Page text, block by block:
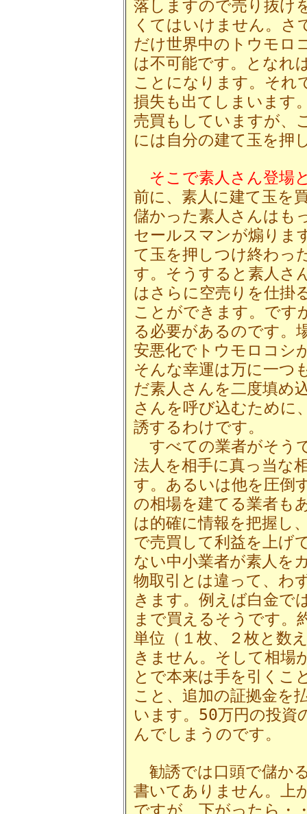
落しますので売り抜け
くてはいけません。さ
だけ世界中のトウモロ
は不可能です。となれ
ことになります。それ
損失も出てしまいます
売買もしていますが、
には自分の建て玉を押
そこで素人さん登場
前に、素人に建て玉を
儲かった素人さんはも
セールスマンが煽りま
て玉を押しつけ終わっ
す。そうすると素人さ
はさらに空売りを仕掛
ことができます。です
る必要があるのです。
安悪化でトウモロコシ
そんな幸運は万に一つ
だ素人さんを二度填め
さんを呼び込むために
誘するわけです。
すべての業者がそう
法人を相手に真っ当な
す。あるいは他を圧倒
の相場を建てる業者も
は的確に情報を把握し
で売買して利益を上げ
ない中小業者が素人を
物取引とは違って、わ
きます。例えば白金で
まで買えるそうです。
単位（１枚、２枚と数
きません。そして相場
とで本来は手を引くこ
こと、追加の証拠金を
います。50万円の投資
んでしまうのです。
勧誘では口頭で儲か
書いてありません。上
ですが、下がったら・